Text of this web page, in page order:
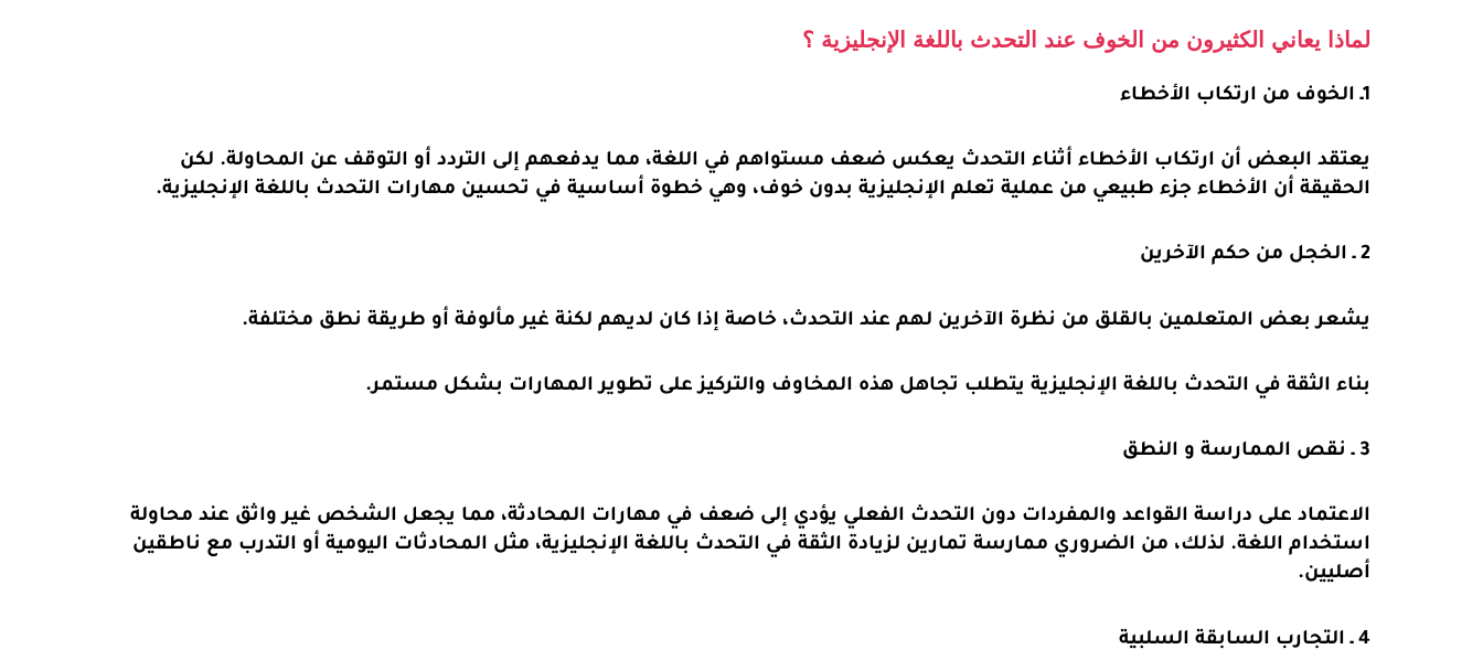
لماذا يعاني الكثيرون من الخوف عند التحدث باللغة الإنجليزية ؟
1ـ الخوف من ارتكاب الأخطاء
يعتقد البعض أن ارتكاب الأخطاء أثناء التحدث يعكس ضعف مستواهم في اللغة، مما يدفعهم إلى التردد أو التوقف عن المحاولة. لكن
الحقيقة أن الأخطاء جزء طبيعي من عملية تعلم الإنجليزية بدون خوف، وهي خطوة أساسية في تحسين مهارات التحدث باللغة الإنجليزية.
2 ـ الخجل من حكم الآخرين
يشعر بعض المتعلمين بالقلق من نظرة الآخرين لهم عند التحدث، خاصة إذا كان لديهم لكنة غير مألوفة أو طريقة نطق مختلفة.
بناء الثقة في التحدث باللغة الإنجليزية يتطلب تجاهل هذه المخاوف والتركيز على تطوير المهارات بشكل مستمر.
3 ـ نقص الممارسة و النطق
الاعتماد على دراسة القواعد والمفردات دون التحدث الفعلي يؤدي إلى ضعف في مهارات المحادثة، مما يجعل الشخص غير واثق عند محاولة
استخدام اللغة. لذلك، من الضروري ممارسة تمارين لزيادة الثقة في التحدث باللغة الإنجليزية، مثل المحادثات اليومية أو التدرب مع ناطقين
أصليين.
4 ـ التجارب السابقة السلبية